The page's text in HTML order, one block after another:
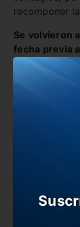
recomponer
Se volvieron
fecha previa
maldición
‘Ahora
un
mismo día al
apareció en
los dientes.
me dijo: